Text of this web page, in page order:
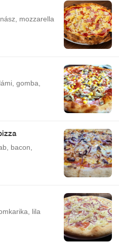
mozzarella
gomba,
bacon,
lila